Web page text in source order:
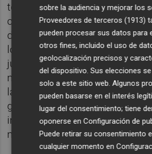
todos los estamentos del tenis
con un aluvión de críticas de
de torneos y jugadores. "No
lo que han hecho sin consultar
jugadores o pedirnos opinión,
momento en el que lo que
la fecha de un Grand Slam,
gente que lo está pasando mal,
infectados, familiares,
médicos", ha opinado
sobre la audiencia y mejorar los
Proveedores de terceros (1913)
pueden procesar sus datos para
otros fines, incluido el uso de
geolocalización precisos y
del dispositivo. Sus elecciones
solo a este sitio web. Algunos
pueden basarse en el interés
lugar del consentimiento; tiene
oponerse enConfiguración de
Puede retirar su consentimiento
cualquier momento en